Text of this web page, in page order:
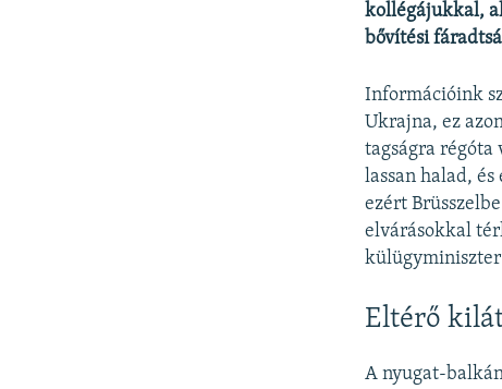
kollégájukkal,
bővítési
Információink
Ukrajna, ez
tagságra
lassan halad,
ezért
elvárásokkal
Eltérő
A nyugat-